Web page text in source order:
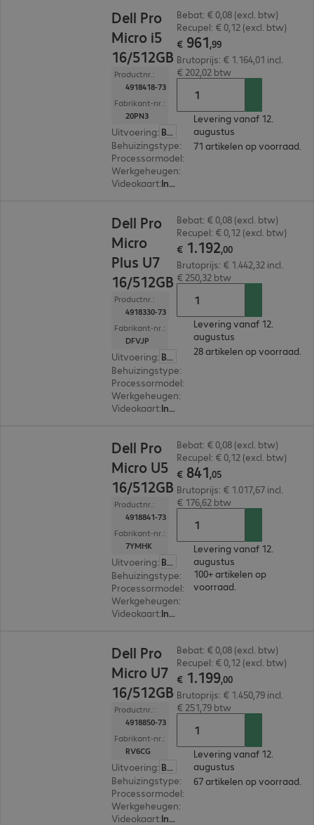
Dell Pro
Micro i5
16/512GB
Productnr.:
4918418-73
Fabrikant-nr.:
20PN3
Uitvoering:
België (Nederlands)
Behuizingstype: Micro housing
Processormodel:
Werkgeheugen:
Videokaart: Intel UHD Graphics 770
Bebat: € 0,08 (excl. btw)
Recupel: € 0,12 (excl. btw)
€ 961,99
Brutoprijs: € 1.164,01 incl.
€ 202,02 btw
Levering vanaf 12.
augustus
71 artikelen op voorraad.
Dell Pro
Micro
Plus U7
16/512GB
Productnr.:
4918330-73
Fabrikant-nr.:
DFVJP
Uitvoering:
België (Nederlands)
Behuizingstype:
Processormodel:
Werkgeheugen:
Videokaart: Intel Graphics
Bebat: € 0,08 (excl. btw)
Recupel: € 0,12 (excl. btw)
€ 1.192,00
Brutoprijs: € 1.442,32 incl.
€ 250,32 btw
Levering vanaf 12.
augustus
28 artikelen op voorraad.
Dell Pro
Micro U5
16/512GB
Productnr.:
4918841-73
Fabrikant-nr.:
7YMHK
Uitvoering:
België (Nederlands)
Behuizingstype: Micro housing
Processormodel: Intel Core Ultra 5 235T, 2,2
Werkgeheugen:
Videokaart: Intel Graphics
Bebat: € 0,08 (excl. btw)
Recupel: € 0,12 (excl. btw)
€ 841,05
Brutoprijs: € 1.017,67 incl.
€ 176,62 btw
Levering vanaf 12.
augustus
100+ artikelen op
voorraad.
Dell Pro
Micro U7
16/512GB
Productnr.:
4918850-73
Fabrikant-nr.:
RV6CG
Uitvoering:
België (Nederlands)
Behuizingstype: Micro housing
Processormodel:
Werkgeheugen:
Videokaart: Intel Graphics
Bebat: € 0,08 (excl. btw)
Recupel: € 0,12 (excl. btw)
€ 1.199,00
Brutoprijs: € 1.450,79 incl.
€ 251,79 btw
Levering vanaf 12.
augustus
67 artikelen op voorraad.